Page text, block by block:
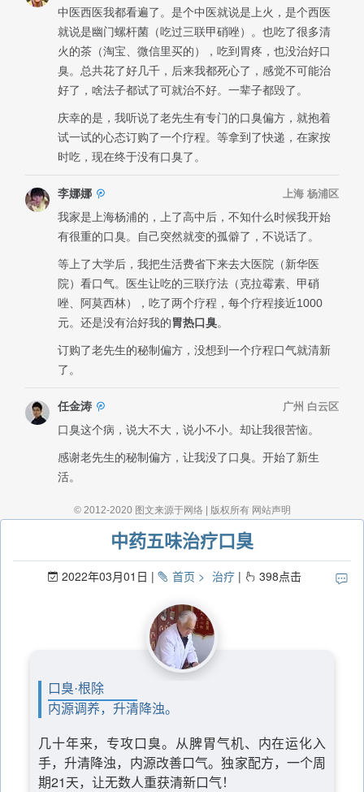
中药五味治疗口臭
2022年03月01日 首页 治疗 398点击
口臭·根除
内源调养，升清降浊。
几十年来，专攻口臭。从脾胃气机、内在运化入
手，升清降浊，内源改善口气。独家配方，一个周
期21天，让无数人重获清新口气！